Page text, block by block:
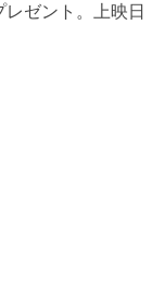
ゼント。上映日